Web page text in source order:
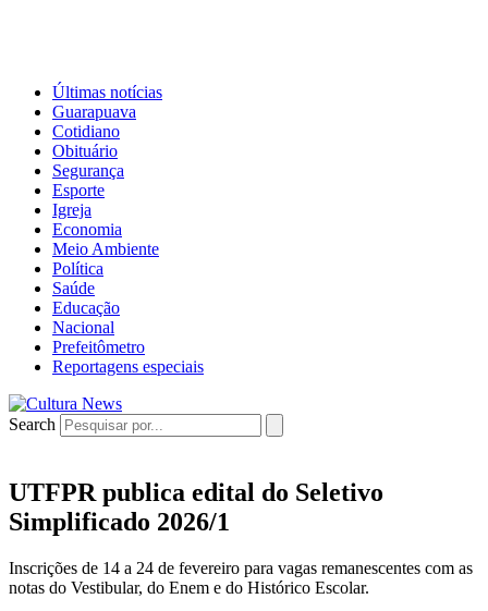
Últimas notícias
Guarapuava
Cotidiano
Obituário
Segurança
Esporte
Igreja
Economia
Meio Ambiente
Política
Saúde
Educação
Nacional
Prefeitômetro
Reportagens especiais
Search
UTFPR publica edital do Seletivo
Simplificado 2026/1
Inscrições de 14 a 24 de fevereiro para vagas remanescentes com as
notas do Vestibular, do Enem e do Histórico Escolar.